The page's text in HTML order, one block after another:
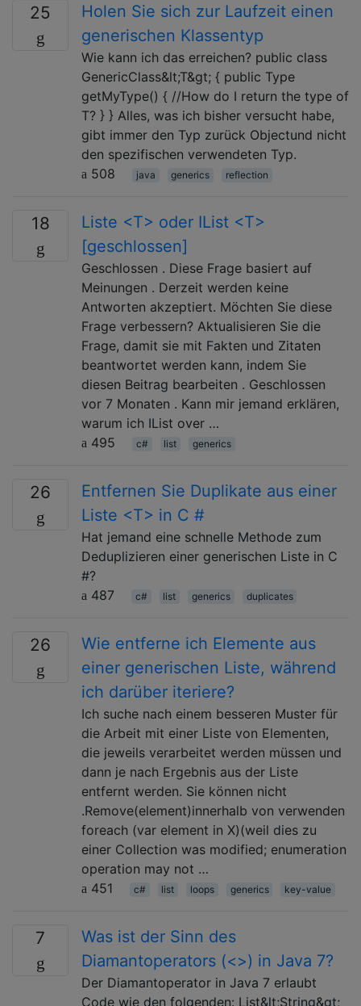
25
Holen Sie sich zur Laufzeit einen
generischen Klassentyp
Wie kann ich das erreichen? public class
GenericClass&lt;T&gt; { public Type
getMyType() { //How do I return the type of
T? } } Alles, was ich bisher versucht habe,
gibt immer den Typ zurück Objectund nicht
den spezifischen verwendeten Typ.
508
java generics reflection
18
Liste <T> oder IList <T>
[geschlossen]
Geschlossen . Diese Frage basiert auf
Meinungen . Derzeit werden keine
Antworten akzeptiert. Möchten Sie diese
Frage verbessern? Aktualisieren Sie die
Frage, damit sie mit Fakten und Zitaten
beantwortet werden kann, indem Sie
diesen Beitrag bearbeiten . Geschlossen
vor 7 Monaten . Kann mir jemand erklären,
warum ich IList over …
495
c# list generics
26
Entfernen Sie Duplikate aus einer
Liste <T> in C #
Hat jemand eine schnelle Methode zum
Deduplizieren einer generischen Liste in C
#?
487
c# list generics duplicates
26
Wie entferne ich Elemente aus
einer generischen Liste, während
ich darüber iteriere?
Ich suche nach einem besseren Muster für
die Arbeit mit einer Liste von Elementen,
die jeweils verarbeitet werden müssen und
dann je nach Ergebnis aus der Liste
entfernt werden. Sie können nicht
.Remove(element)innerhalb von verwenden
foreach (var element in X)(weil dies zu
einer Collection was modified; enumeration
operation may not …
451
c# list loops generics key-value
7
Was ist der Sinn des
Diamantoperators (<>) in Java 7?
Der Diamantoperator in Java 7 erlaubt
Code wie den folgenden: List&lt;String&gt;